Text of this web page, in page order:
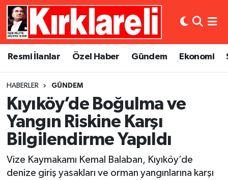
Resmi İlanlar Özel Haber Gündem Ekonomi
HABERLER GÜNDEM
Kıyıköy’de Boğulma ve
Yangın Riskine Karşı
Bilgilendirme Yapıldı
Vize Kaymakamı Kemal Balaban, Kıyıköy’de
denize giriş yasakları ve orman yangınlarına karşı
Resmi İlanlar
Gündem
Siyaset
Spor
Asayiş
Dünya
Kültür Sanat
Magazin
Künye
Gizlilik Sözleşmesi
Merkez Nöbetçi Eczaneler
Merkez Trafik Yoğunluk Haritası
Süper Lig Puan Durumu ve Fikstür
Tüm Manşetler
Son Dakika Haberleri